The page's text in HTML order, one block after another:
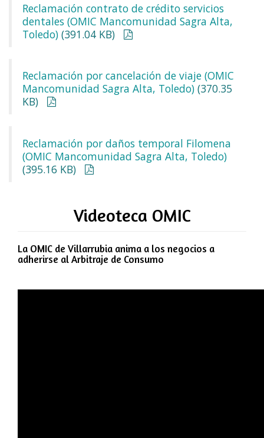
Reclamación contrato de crédito servicios
dentales (OMIC Mancomunidad Sagra Alta,
Toledo) (391.04 KB)
Reclamación por cancelación de viaje (OMIC
Mancomunidad Sagra Alta, Toledo) (370.35
KB)
Reclamación por daños temporal Filomena
(OMIC Mancomunidad Sagra Alta, Toledo)
(395.16 KB)
Videoteca OMIC
La OMIC de Villarrubia anima a los negocios a
adherirse al Arbitraje de Consumo